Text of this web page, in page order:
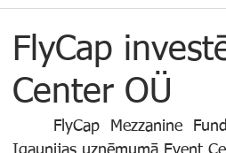
FlyCap
Center OÜ